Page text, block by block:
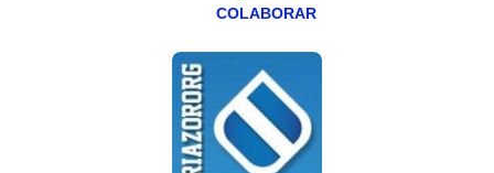
COLABORAR